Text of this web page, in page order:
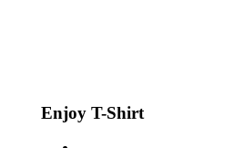
Enjoy T-Shirt